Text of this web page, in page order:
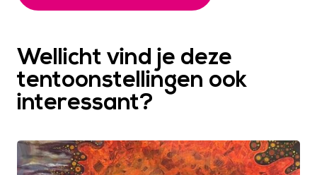
Wellicht vind je deze
tentoonstellingen ook
interessant?